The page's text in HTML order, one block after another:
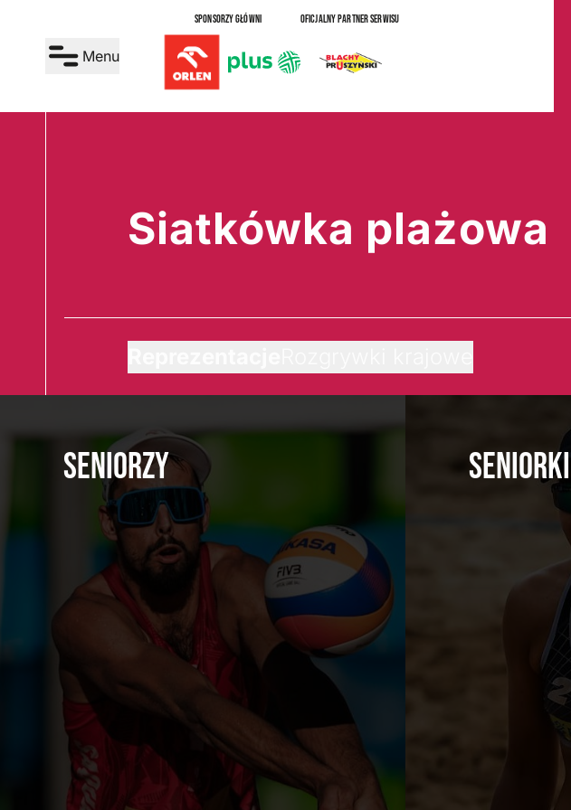
Menu
SPONSORZY GŁÓWNI OFICJALNY PARTNER SERWISU
Siatkówka plażowa
Seniorzy Seniorki